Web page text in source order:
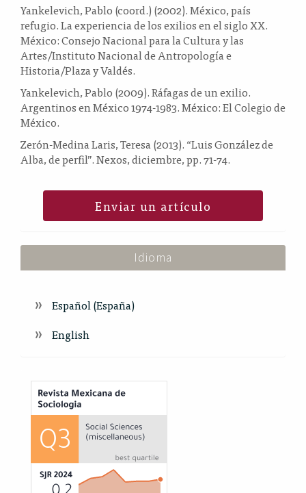
Yankelevich, Pablo (coord.) (2002). México, país
refugio. La experiencia de los exilios en el siglo XX.
México: Consejo Nacional para la Cultura y las
Artes/Instituto Nacional de Antropología e
Historia/Plaza y Valdés.
Yankelevich, Pablo (2009). Ráfagas de un exilio.
Argentinos en México 1974-1983. México: El Colegio de
México.
Zerón-Medina Laris, Teresa (2013). “Luis González de
Alba, de perfil”. Nexos, diciembre, pp. 71-74.
Enviar un artículo
Idioma
Español (España)
English
Index